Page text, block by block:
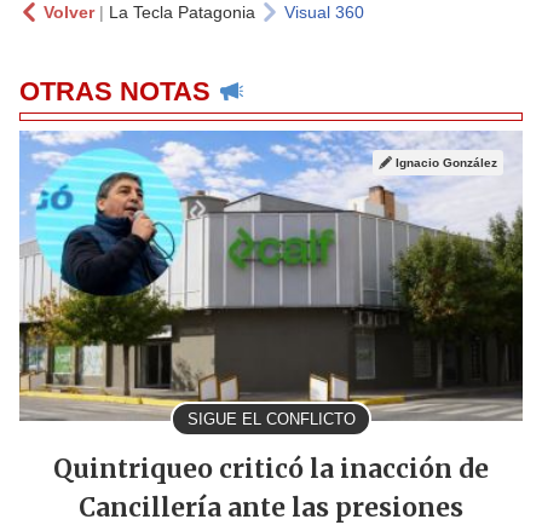
Volver| La Tecla Patagonia Visual 360
OTRAS NOTAS
SIGUE EL CONFLICTO
Ignacio González
Quintriqueo criticó la inacción de
Cancillería ante las presiones